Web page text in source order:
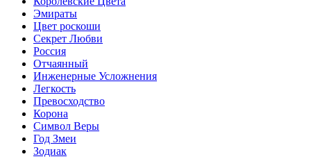
Эмираты
Цвет роскоши
Секрет Любви
Россия
Отчаянный
Инженерные Усложнения
Легкость
Превосходство
Корона
Символ Веры
Год Змеи
Зодиак